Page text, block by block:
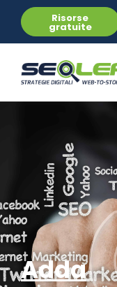
Risorse
gratuite
Adda